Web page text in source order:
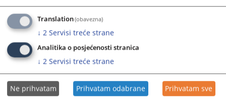
Translation(obavezna)
↓ 2 Servisi treće strane
Analitika o posjećenosti stranica
↓ 2 Servisi treće strane
Ne prihvatam Prihvatam odabrane Prihvatam sve